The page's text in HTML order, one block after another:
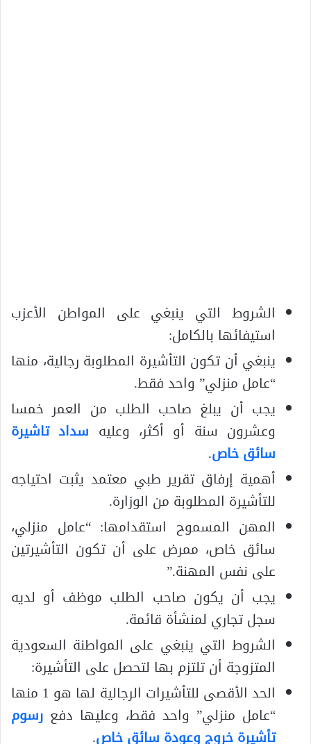
الشروط التي ينبغي على المواطن الأعزب
استيفائها بالكامل:
ينبغي أن تكون التأشيرة المطلوبة رجالية، منها
“عامل منزلي” واحد فقط.
يجب أن يبلغ صاحب الطلب من العمر خمسا
وعشرون سنة أو أكثر، وعليه سداد تاشيرة
سائق خاص.
أهمية إرفاق تقرير طبي معتمد يثبت احتياجه
للتأشيرة المطلوبة من الوزارة.
المهن المسموح استقدامها: “عامل منزلي،
سائق خاص، ممرض على أن تكون التأشيرتين
على نفس المهنة.”
يجب أن يكون صاحب الطلب موظف أو لديه
سجل تجاري لمنشأة قائمة.
الشروط التي ينبغي على المواطنة السعودية
المتزوجة أن تلتزم بها لتحصل على التأشيرة:
الحد الأقصى للتأشيرات الرجالية لها هو 1 منها
“عامل منزلي” واحد فقط، وعليها دفع رسوم
تأشيرة خروج وعودة سائق خاص.